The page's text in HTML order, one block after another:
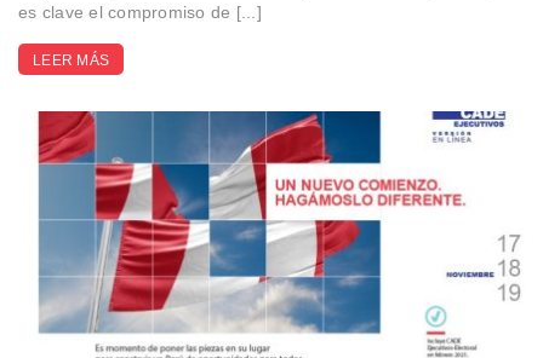
es clave el compromiso de [...]
LEER MÁS